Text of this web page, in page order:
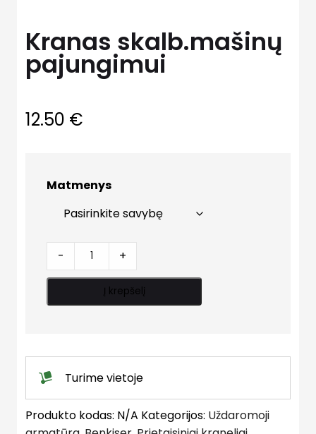
Kranas skalb.mašinų
pajungimui
12.50 €
Matmenys
skalb.mašinų
pajungimui
quantity
- +
Į krepšelį
Turime vietoje
Produkto kodas: N/A Kategorijos: Uždaromoji